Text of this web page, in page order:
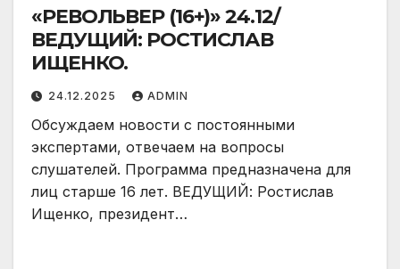
«РЕВОЛЬВЕР (16+)» 24.12/
ВЕДУЩИЙ: РОСТИСЛАВ
ИЩЕНКО.
24.12.2025 ADMIN
Обсуждаем новости с постоянными
экспертами, отвечаем на вопросы
слушателей. Программа предназначена для
лиц старше 16 лет. ВЕДУЩИЙ: Ростислав
Ищенко, президент…